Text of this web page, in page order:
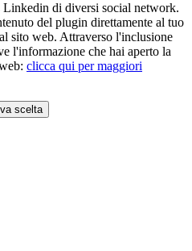
di diversi social network.
del plugin direttamente al tuo
sito web. Attraverso l'inclusione
l'informazione che hai aperto la
clicca qui per maggiori
scelta